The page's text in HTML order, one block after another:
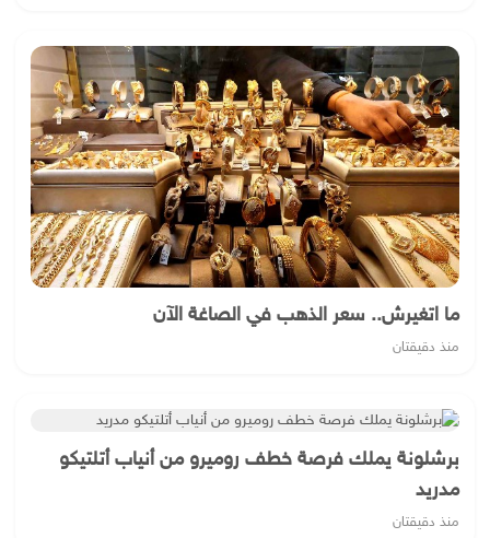
ما اتغيرش.. سعر الذهب في الصاغة الآن
منذ دقيقتان
برشلونة يملك فرصة خطف روميرو من أنياب أتلتيكو
مدريد
منذ دقيقتان